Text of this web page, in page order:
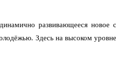
развивающееся новое
Здесь на высоком